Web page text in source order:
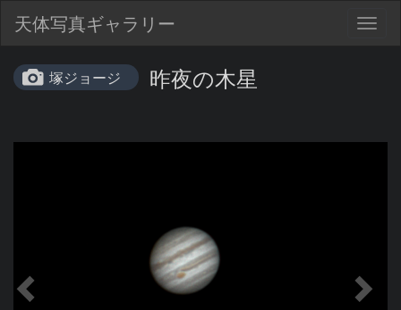
天体写真ギャラリー
塚ジョージ 昨夜の木星